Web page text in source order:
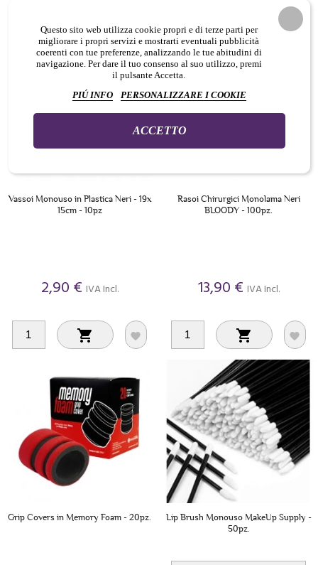
Vassoi Monouso in Plastica Neri - 19x
15cm - 10pz
2,90 € IVA Incl.
 
Rasoi Chirurgici Monolama Neri
BLOODY - 100pz.
13,90 € IVA Incl.
 
Grip Covers in Memory Foam - 20pz.
Lip Brush Monouso MakeUp Supply -
50pz.
Questo sito web utilizza cookie propri e di terze parti per
migliorare i propri servizi e mostrarti eventuali pubblicità
coerenti con tue preferenze, analizzando le tue abitudini di
navigazione. Per dare il tuo consenso al suo utilizzo, premi
il pulsante Accetta.
PIÚ INFO
PERSONALIZZARE I COOKIE
ACCETTO